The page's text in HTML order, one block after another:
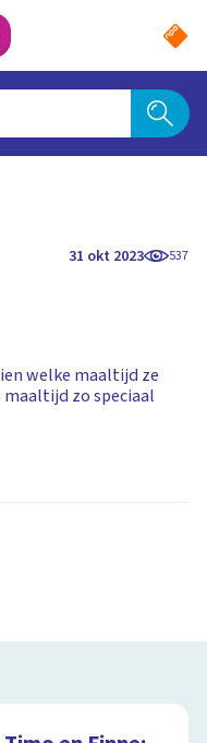
31 okt 2023 537
welke maaltijd ze
zo speciaal